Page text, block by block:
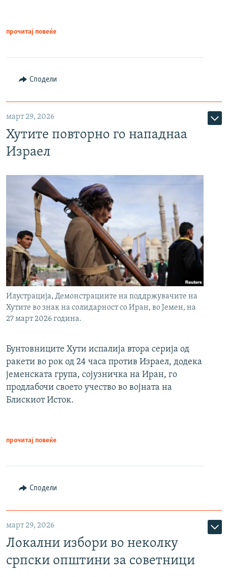
прочитај повеќе
Сподели
март 29, 2026
Хутите повторно го нападнаа
Израел
Илустрација, Демонстрациите на поддржувачите на
Хутите во знак на солидарност со Иран, во Јемен, на
27 март 2026 година.
Бунтовниците Хути испалија втора серија од
ракети во рок од 24 часа против Израел, додека
јеменската група, сојузничка на Иран, го
продлабочи своето учество во војната на
Блискиот Исток.
прочитај повеќе
Сподели
март 29, 2026
Локални избори во неколку
српски општини за советници